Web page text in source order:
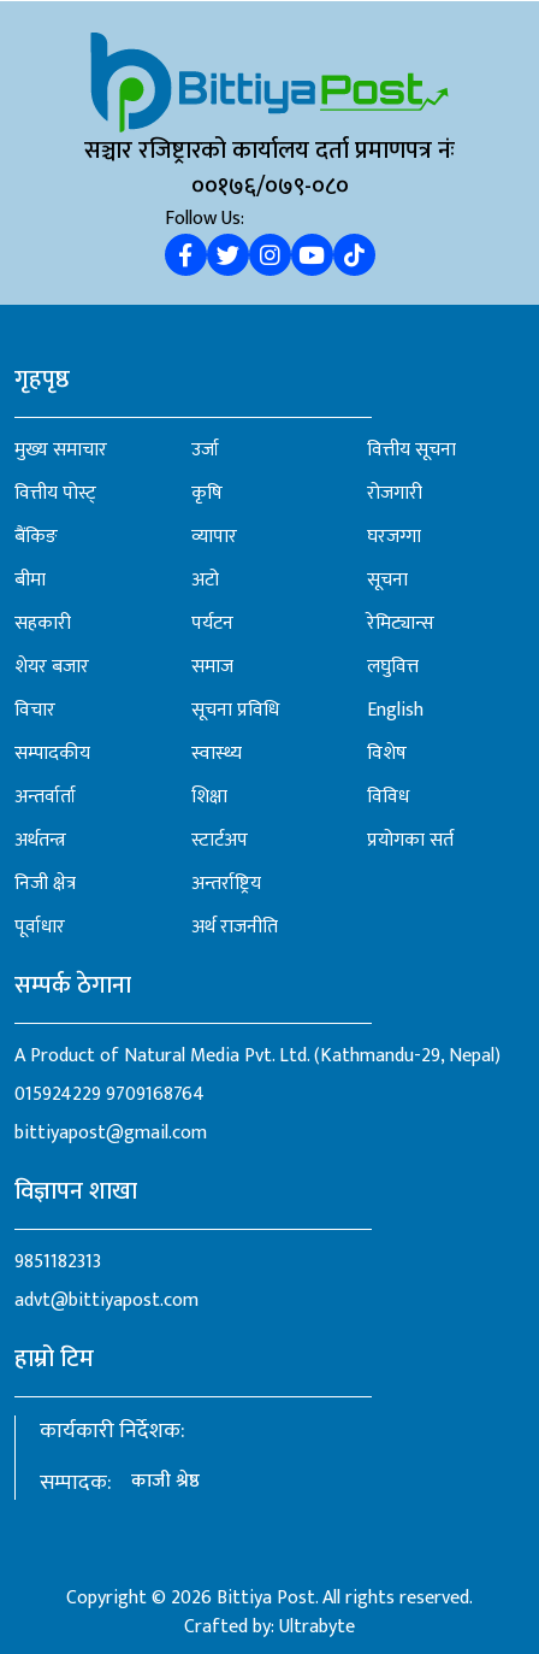
सञ्चार रजिष्ट्रारको कार्यालय दर्ता प्रमाणपत्र नंः
००१७६/०७९-०८०
Follow Us:
गृहपृष्ठ
मुख्य समाचार
वित्तीय पोस्ट्
बैंकिङ
बीमा
सहकारी
शेयर बजार
विचार
सम्पादकीय
अन्तर्वार्ता
अर्थतन्त्र
निजी क्षेत्र
पूर्वाधार
उर्जा
कृषि
व्यापार
अटो
पर्यटन
समाज
सूचना प्रविधि
स्वास्थ्य
शिक्षा
स्टार्टअप
अन्तर्राष्ट्रिय
अर्थ राजनीति
वित्तीय सूचना
रोजगारी
घरजग्गा
सूचना
रेमिट्यान्स
लघुवित्त
English
विशेष
विविध
प्रयोगका सर्त
सम्पर्क ठेगाना
A Product of Natural Media Pvt. Ltd. (Kathmandu-29, Nepal)
0159242299709168764
bittiyapost@gmail.com
विज्ञापन शाखा
9851182313
advt@bittiyapost.com
हाम्रो टिम
कार्यकारी निर्देशक:
सम्पादक:
काजी श्रेष्ठ
Copyright © 2026 Bittiya Post. All rights reserved.
Crafted by:Ultrabyte